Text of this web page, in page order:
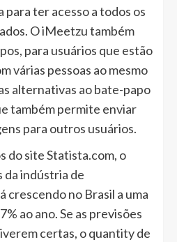
ter acesso a todos os
O iMeetzu também
para usuários que estão
várias pessoas ao mesmo
alternativas ao bate-papo
também permite enviar
para outros usuários.
do site Statista.com, o
indústria de
crescendo no Brasil a uma
ao ano. Se as previsões
certas, o quantity de